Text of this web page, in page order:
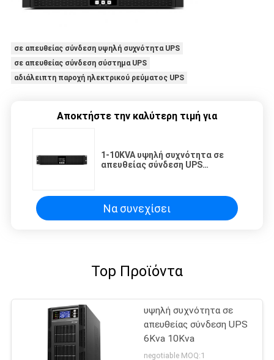
σε απευθείας σύνδεση υψηλή συχνότητα UPS
σε απευθείας σύνδεση σύστημα UPS
αδιάλειπτη παροχή ηλεκτρικού ρεύματος UPS
Αποκτήστε την καλύτερη τιμή για
1-10KVA υψηλή συχνότητα σε
απευθείας σύνδεση UPS
Να συνεχίσει
Top Προϊόντα
υψηλή συχνότητα σε
απευθείας σύνδεση UPS
6Kva 10Kva
negotiable MOQ:1